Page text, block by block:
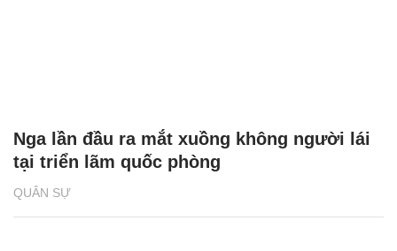
QUÂN SỰ
Nga lần đầu ra mắt xuồng không người lái
tại triển lãm quốc phòng